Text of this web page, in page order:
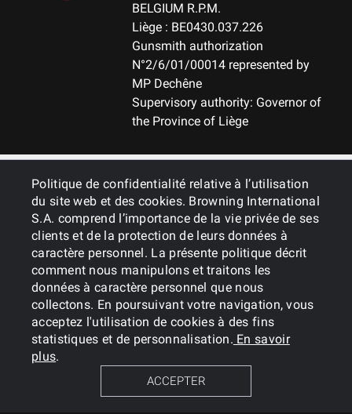
Politique de confidentialité relative à l’utilisation
du site web et des cookies. Browning International
S.A. comprend l’importance de la vie privée de ses
clients et de la protection de leurs données à
caractère personnel. La présente politique décrit
comment nous manipulons et traitons les
données à caractère personnel que nous
collectons. En poursuivant votre navigation, vous
acceptez l'utilisation de cookies à des fins
statistiques et de personnalisation. En savoir
plus.
ACCEPTER
BELGIUM R.P.M.
Liège : BE0430.037.226
Gunsmith authorization
N°2/6/01/00014 represented by
MP Dechêne
Supervisory authority: Governor of
the Province of Liège
GENERAL
SERVICES